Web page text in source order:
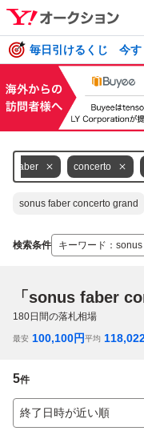
毎日引けるくじ 今す
faber concerto
sonus faber concerto grand
検索条件 キーワード ：
180日間の落札相場
最安 100,100円平均
5件
終了日時が近い順